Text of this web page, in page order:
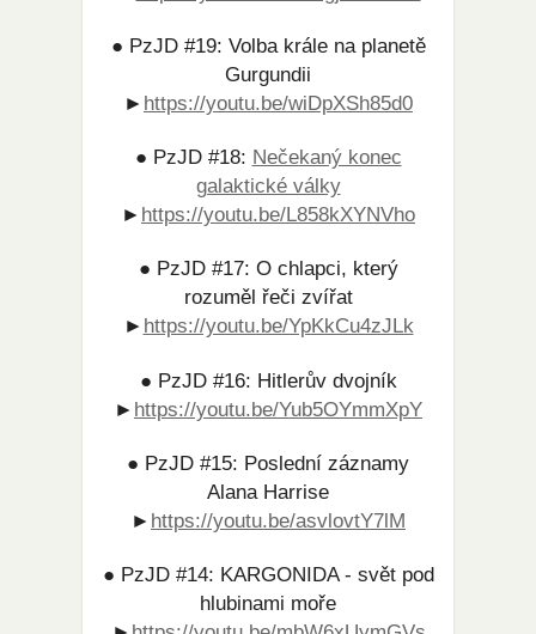
● PzJD #19: Volba krále na planetě
Gurgundii
► https://youtu.be/wiDpXSh85d0​
● PzJD #18: Nečekaný konec
galaktické války
► https://youtu.be/L858kXYNVho​
● PzJD #17: O chlapci, který
rozuměl řeči zvířat
► https://youtu.be/YpKkCu4zJLk
● PzJD #16: Hitlerův dvojník
► https://youtu.be/Yub5OYmmXpY​
● PzJD #15: Poslední záznamy
Alana Harrise
► https://youtu.be/asvlovtY7lM​
● PzJD #14: KARGONIDA - svět pod
hlubinami moře